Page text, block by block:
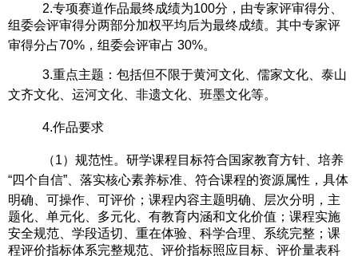
2.专项赛道作品最终成绩为100分，由专家评审得分、
组委会评审得分两部分加权平均后为最终成绩。其中专家评
审得分占70%，组委会评审占 30%。
3.重点主题：包括但不限于黄河文化、儒家文化、泰山
文齐文化、运河文化、非遗文化、班墨文化等。
4.作品要求
（1） 规范性。研学课程目标符合国家教育方针、培养
“四个自信”、落实核心素养标准、符合课程的资源属性，具体
明确、可操作、可评价；课程内容主题明确、层次分明 ， 主
题化、单元化、多元化、有教育内涵和文化价值；课程实施
安全规范、学段适切、重在体验、科学合理、系统完整；课
程评价指标体系完整规范、评价指标照应目标、评价量表科